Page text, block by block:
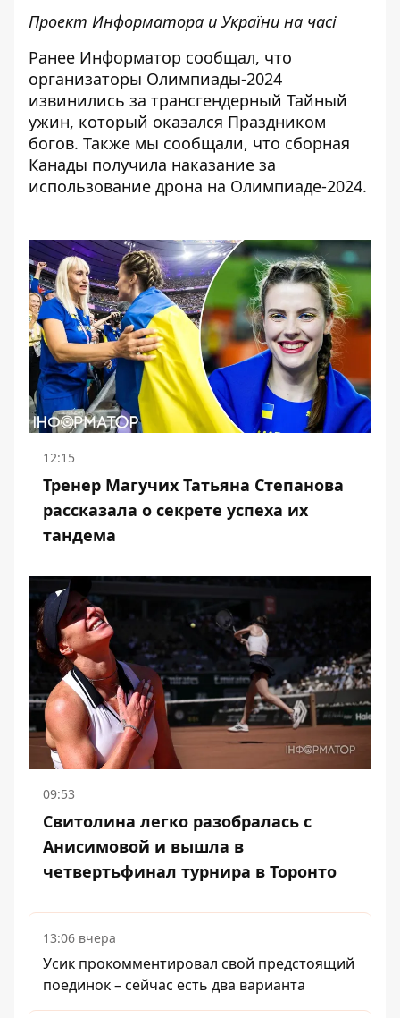
Проект Информатора и України на часі
Ранее Информатор сообщал, что
организаторы Олимпиады-2024
извинились за трансгендерный Тайный
ужин, который оказался Праздником
богов. Также мы сообщали, что сборная
Канады получила наказание за
использование дрона на Олимпиаде-2024.
12:15
Тренер Магучих Татьяна Степанова
рассказала о секрете успеха их
тандема
09:53
Свитолина легко разобралась с
Анисимовой и вышла в
четвертьфинал турнира в Торонто
13:06 вчера
Усик прокомментировал свой предстоящий
поединок – сейчас есть два варианта